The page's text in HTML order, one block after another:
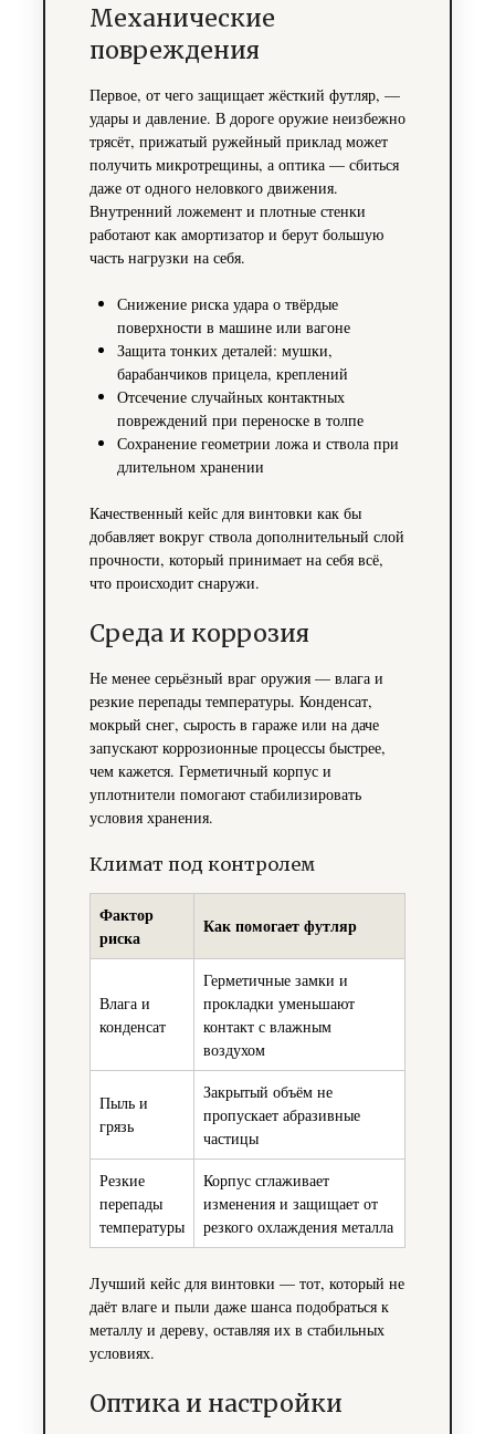
Механические
повреждения
Первое, от чего защищает жёсткий футляр, —
удары и давление. В дороге оружие неизбежно
трясёт, прижатый ружейный приклад может
получить микротрещины, а оптика — сбиться
даже от одного неловкого движения.
Внутренний ложемент и плотные стенки
работают как амортизатор и берут большую
часть нагрузки на себя.
Снижение риска удара о твёрдые
поверхности в машине или вагоне
Защита тонких деталей: мушки,
барабанчиков прицела, креплений
Отсечение случайных контактных
повреждений при переноске в толпе
Сохранение геометрии ложа и ствола при
длительном хранении
Качественный кейс для винтовки как бы
добавляет вокруг ствола дополнительный слой
прочности, который принимает на себя всё,
что происходит снаружи.
Среда и коррозия
Не менее серьёзный враг оружия — влага и
резкие перепады температуры. Конденсат,
мокрый снег, сырость в гараже или на даче
запускают коррозионные процессы быстрее,
чем кажется. Герметичный корпус и
уплотнители помогают стабилизировать
условия хранения.
Климат под контролем
Фактор
риска
Как помогает футляр
Влага и
конденсат
Герметичные замки и
прокладки уменьшают
контакт с влажным
воздухом
Пыль и
грязь
Закрытый объём не
пропускает абразивные
частицы
Резкие
перепады
температуры
Корпус сглаживает
изменения и защищает от
резкого охлаждения металла
Лучший кейс для винтовки — тот, который не
даёт влаге и пыли даже шанса подобраться к
металлу и дереву, оставляя их в стабильных
условиях.
Оптика и настройки